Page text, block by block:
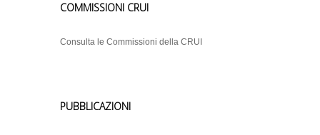
COMMISSIONI CRUI
Consulta le Commissioni della CRUI
PUBBLICAZIONI